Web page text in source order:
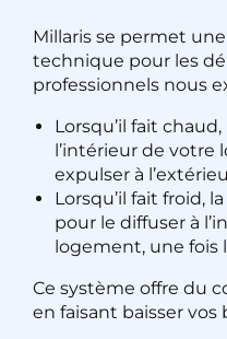
Millaris se permet
technique pour les
professionnels nous
Lorsqu’il fait
l’intérieur de
expulser à
Lorsqu’il fait froid,
pour le diffuser à
logement, une fois
Ce système offre du
en faisant baisser